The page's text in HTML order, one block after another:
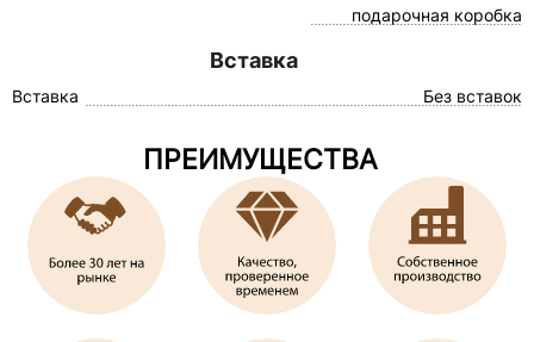
подарочная коробка
Вставка
Вставка Без вставок
ПРЕИМУЩЕСТВА